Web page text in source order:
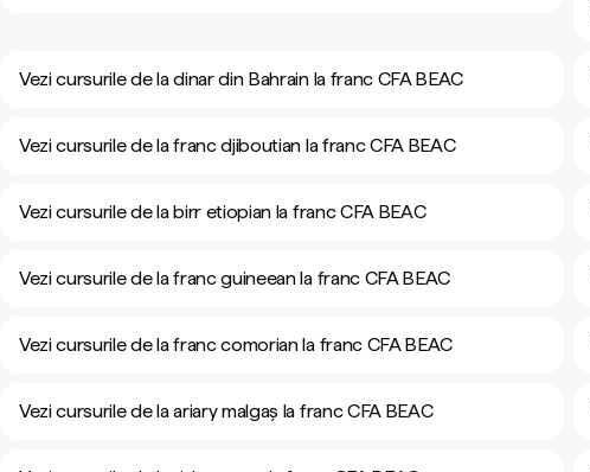
Vezi cursurile de la dinar din Bahrain la franc CFA BEAC
Vezi cursurile de la franc djiboutian la franc CFA BEAC
Vezi cursurile de la birr etiopian la franc CFA BEAC
Vezi cursurile de la franc guineean la franc CFA BEAC
Vezi cursurile de la franc comorian la franc CFA BEAC
Vezi cursurile de la ariary malgaș la franc CFA BEAC